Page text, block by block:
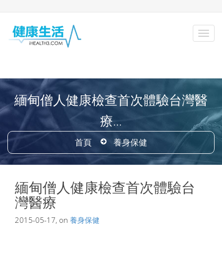
緬甸僧人健康檢查首次體驗台灣醫
療...
首頁 養身保健
緬甸僧人健康檢查首次體驗台
灣醫療
2015-05-17, on 養身保健